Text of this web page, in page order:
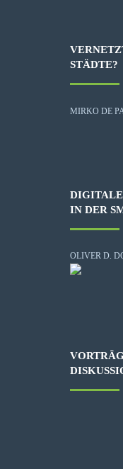
STÄDTE?
MIRKO DE
IN DER
OLIVER D.